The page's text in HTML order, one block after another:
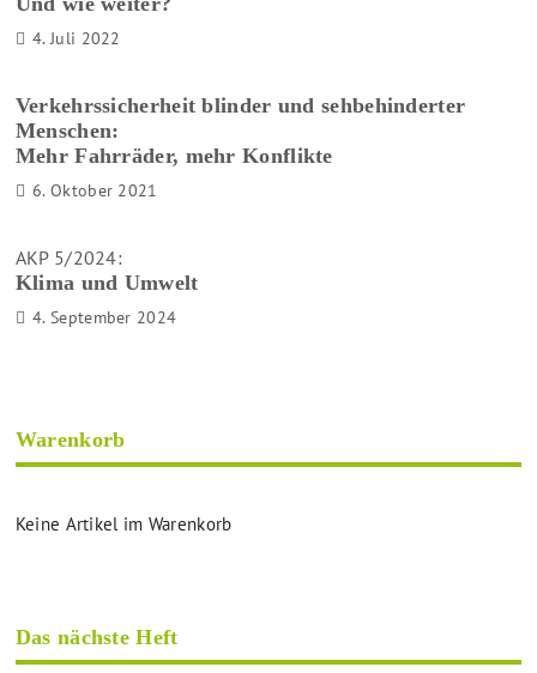
4. Juli 2022
Verkehrssicherheit blinder und sehbehinderter
Menschen:
Mehr Fahrräder, mehr Konflikte
6. Oktober 2021
AKP 5/2024:
Klima und Umwelt
4. September 2024
Warenkorb
Keine Artikel im Warenkorb
Das nächste Heft